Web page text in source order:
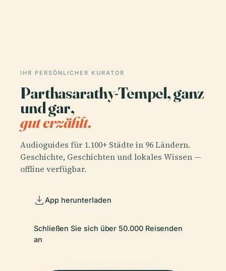
IHR PERSÖNLICHER KURATOR
Parthasarathy-Tempel, ganz
und gar,
gut erzählt.
Audioguides für 1.100+ Städte in 96 Ländern.
Geschichte, Geschichten und lokales Wissen —
offline verfügbar.
App herunterladen
Schließen Sie sich über 50.000 Reisenden
an